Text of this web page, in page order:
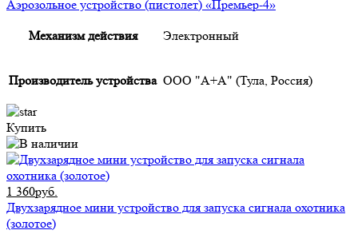
Аэрозольное устройство (пистолет) «Премьер-4»
Механизм действия Электронный
Производитель устройства ООО "А+А" (Тула, Россия)
Купить
1 360руб.
Двухзарядное мини устройство для запуска сигнала охотника
(золотое)